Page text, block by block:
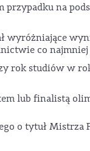
przypadku na
wyróżniające
co
rok studiów w
lub finalistą
o tytuł Mistrza